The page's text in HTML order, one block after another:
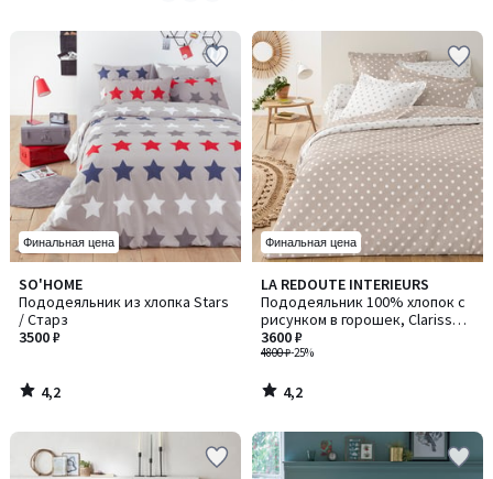
Финальная цена
SO'HOME
Пододеяльник из хлопка Stars
/ Старз
3500 ₽
4,2
/ 5
4,2
/
Финальная цена
LA REDOUTE INTERIEURS
Пододеяльник 100% хлопок с
рисунком в горошек, Clarisse /
Кларисс
4800 ₽-25%
3600 ₽
4,2
/ 5
4,2
/